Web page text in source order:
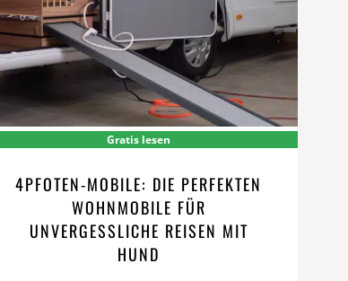
Gratis lesen
4PFOTEN-MOBILE: DIE PERFEKTEN
WOHNMOBILE FÜR
UNVERGESSLICHE REISEN MIT
HUND